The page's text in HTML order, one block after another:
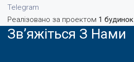
Telegram
Реалізовано за проектом 1 будинок
Зв’яжіться З Нами